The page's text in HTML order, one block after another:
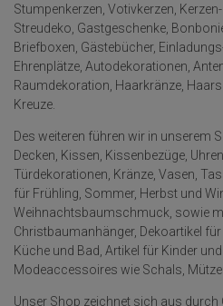
Stumpenkerzen, Votivkerzen,
Streudeko, Gastgeschenke,
Briefboxen, Gästebücher,
Ehrenplätze, Autodekorationen,
Raumdekoration, Haarkränze,
Kreuze.
Des weiteren führen wir in unserem
Decken, Kissen, Kissenbezüge,
Türdekorationen, Kränze, Vasen,
für Frühling, Sommer, Herbst und
Weihnachtsbaumschmuck, sowie
Christbaumanhänger, Dekoartikel
Küche und Bad, Artikel für Kinder
Modeaccessoires wie Schals,
Unser Shop zeichnet sich aus durch